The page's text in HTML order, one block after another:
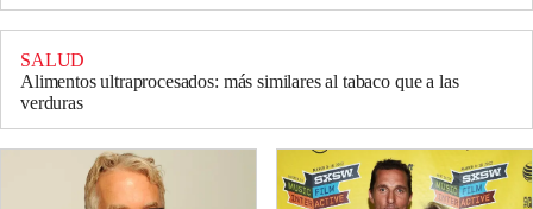
SALUD
Alimentos ultraprocesados: más similares al tabaco que a las
verduras